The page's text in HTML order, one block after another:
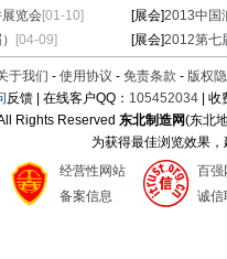
览会[01-10] [展会]2013中国
[04-09] [展会]2012第七
于我们 - 使用协议 - 免责条款 - 版权
反馈 | 在线客户QQ： 105452034 |
Rights Reserved东北制造网(东北
为获得最佳浏览效果
经营性网站
备案信息
百强
诚信